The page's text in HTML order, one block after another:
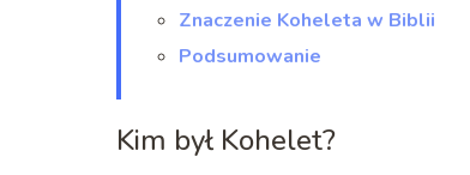
Znaczenie Koheleta w Biblii
Podsumowanie
Kim był Kohelet?